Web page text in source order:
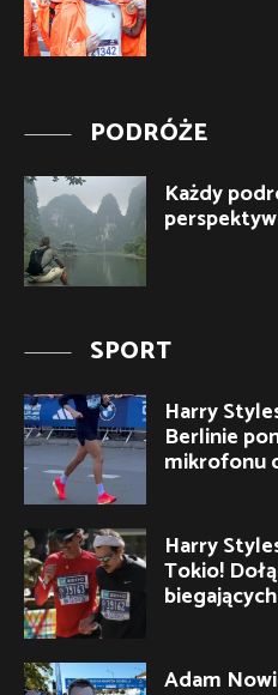
PODRÓŻE
Każdy
SPORT
Harry
Berlinie
mikrofonu
Harry
Tokio!
Adam